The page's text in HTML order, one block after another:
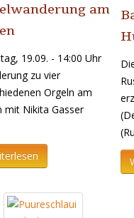
am
19.09. - 14:00 Uhr
zu vier
Orgeln am
mit Nikita Gasser